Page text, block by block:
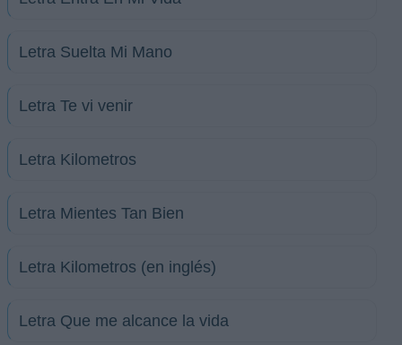
Letra Suelta Mi Mano
Letra Te vi venir
Letra Kilometros
Letra Mientes Tan Bien
Letra Kilometros (en inglés)
Letra Que me alcance la vida